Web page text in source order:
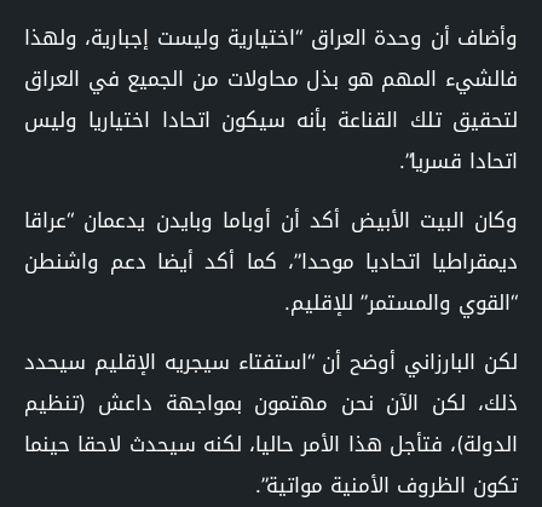
وأضاف أن وحدة العراق “اختيارية وليست إجبارية، ولهذا
فالشيء المهم هو بذل محاولات من الجميع في العراق
لتحقيق تلك القناعة بأنه سيكون اتحادا اختياريا وليس
اتحادا قسريا”.
وكان البيت الأبيض أكد أن أوباما وبايدن يدعمان “عراقا
ديمقراطيا اتحاديا موحدا”، كما أكد أيضا دعم واشنطن
“القوي والمستمر” للإقليم.
لكن البارزاني أوضح أن “استفتاء سيجريه الإقليم سيحدد
ذلك، لكن الآن نحن مهتمون بمواجهة داعش (تنظيم
الدولة)، فتأجل هذا الأمر حاليا، لكنه سيحدث لاحقا حينما
تكون الظروف الأمنية مواتية”.